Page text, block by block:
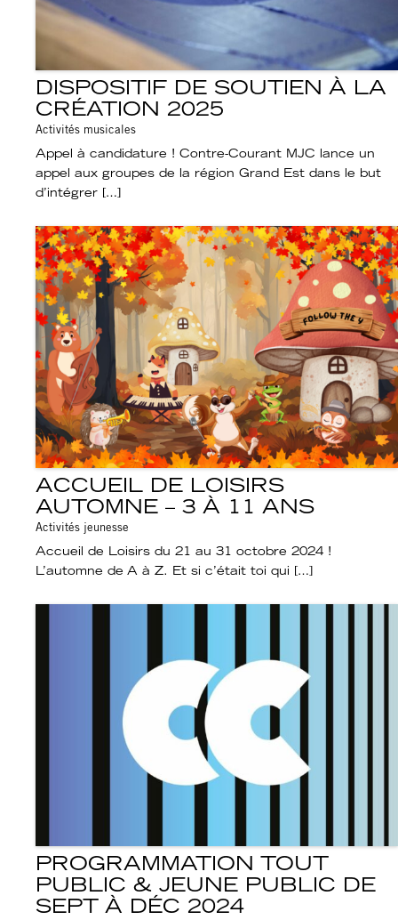
DISPOSITIF DE SOUTIEN À LA
CRÉATION 2025
Activités musicales
Appel à candidature ! Contre-Courant MJC lance un
appel aux groupes de la région Grand Est dans le but
d’intégrer […]
ACCUEIL DE LOISIRS
AUTOMNE – 3 À 11 ANS
Activités jeunesse
Accueil de Loisirs du 21 au 31 octobre 2024 !
L’automne de A à Z. Et si c’était toi qui […]
PROGRAMMATION TOUT
PUBLIC & JEUNE PUBLIC DE
SEPT À DÉC 2024